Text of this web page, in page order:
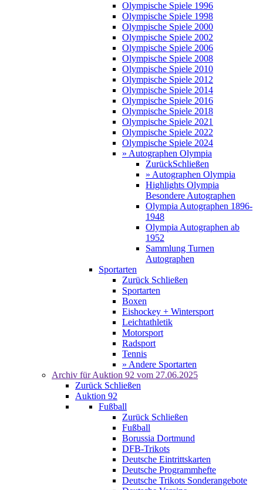
Olympische Spiele 1996
Olympische Spiele 1998
Olympische Spiele 2000
Olympische Spiele 2002
Olympische Spiele 2006
Olympische Spiele 2008
Olympische Spiele 2010
Olympische Spiele 2012
Olympische Spiele 2014
Olympische Spiele 2016
Olympische Spiele 2018
Olympische Spiele 2021
Olympische Spiele 2022
Olympische Spiele 2024
» Autographen Olympia
ZurückSchließen
» Autographen Olympia
Highlights Olympia
Besondere Autographen
Olympia Autographen 1896-
1948
Olympia Autographen ab
1952
Sammlung Turnen
Autographen
Sportarten
Zurück Schließen
Sportarten
Boxen
Eishockey + Wintersport
Leichtathletik
Motorsport
Radsport
Tennis
» Andere Sportarten
Archiv für Auktion 92 vom 27.06.2025
Zurück Schließen
Auktion 92
Fußball
Zurück Schließen
Fußball
Borussia Dortmund
DFB-Trikots
Deutsche Eintrittskarten
Deutsche Programmhefte
Deutsche Trikots Sonderangebote